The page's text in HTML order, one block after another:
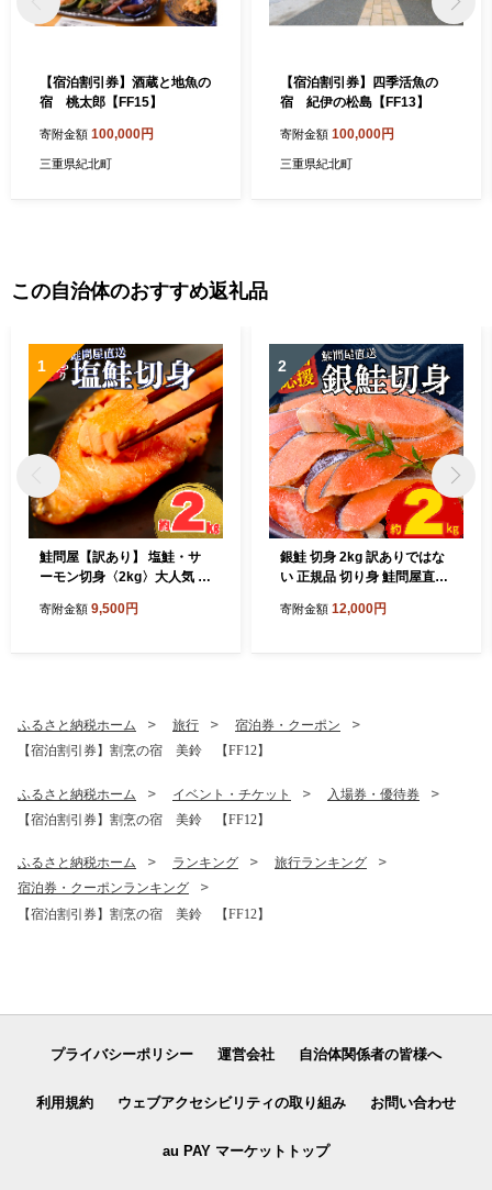
【宿泊割引券】酒蔵と地魚の
宿 桃太郎【FF15】
寄附金額 100,000円
三重県紀北町
【宿泊割引券】四季活魚の
宿 紀伊の松島【FF13】
寄附金額 100,000円
三重県紀北町
この自治体のおすすめ返礼品
1
鮭問屋【訳あり】 塩鮭・サ
ーモン切身〈2kg〉大人気 鮭
屋直送【MS03】
寄附金額 9,500円
2
銀鮭 切身 2kg 訳ありではな
い 正規品 切り身 鮭問屋直送
寄附金額 12,000円
ふるさと納税ホーム 旅行
宿泊券・クーポン
【宿泊割引券】割烹の宿 美鈴 【FF12】
ふるさと納税ホーム イベント・チケット
入場券・優待券
【宿泊割引券】割烹の宿 美鈴 【FF12】
ふるさと納税ホーム ランキング
旅行ランキング
宿泊券・クーポンランキング
【宿泊割引券】割烹の宿 美鈴 【FF12】
プライバシーポリシー 運営会社 自治体関係者の皆様へ
利用規約 ウェブアクセシビリティの取り組み お問い合わせ
au PAY マーケットトップ